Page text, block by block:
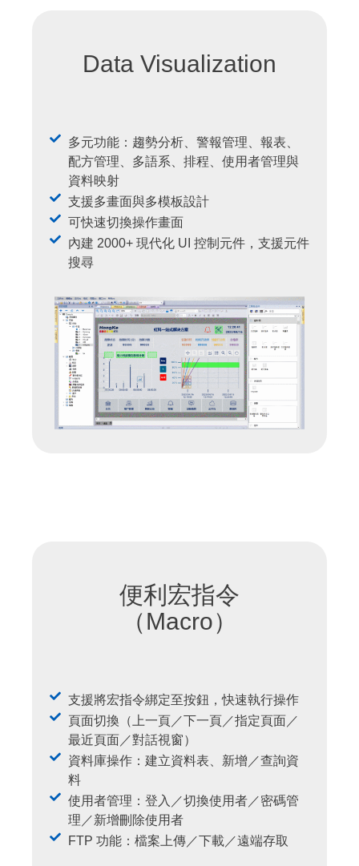
Data Visualization
多元功能：趨勢分析、警報管理、報表、
配方管理、多語系、排程、使用者管理與
資料映射
支援多畫面與多模板設計
可快速切換操作畫面
內建 2000+ 現代化 UI 控制元件，支援元件
搜尋
便利宏指令
（Macro）
支援將宏指令綁定至按鈕，快速執行操作
頁面切換（上一頁／下一頁／指定頁面／
最近頁面／對話視窗）
資料庫操作：建立資料表、新增／查詢資
料
使用者管理：登入／切換使用者／密碼管
理／新增刪除使用者
FTP 功能：檔案上傳／下載／遠端存取